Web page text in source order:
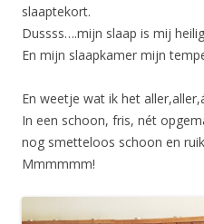
slaaptekort.
Dussss….mijn slaap is mij
En mijn slaapkamer mijn
En weetje wat ik het
In een schoon, fris, nét
nog smetteloos schoon en
Mmmmmm!